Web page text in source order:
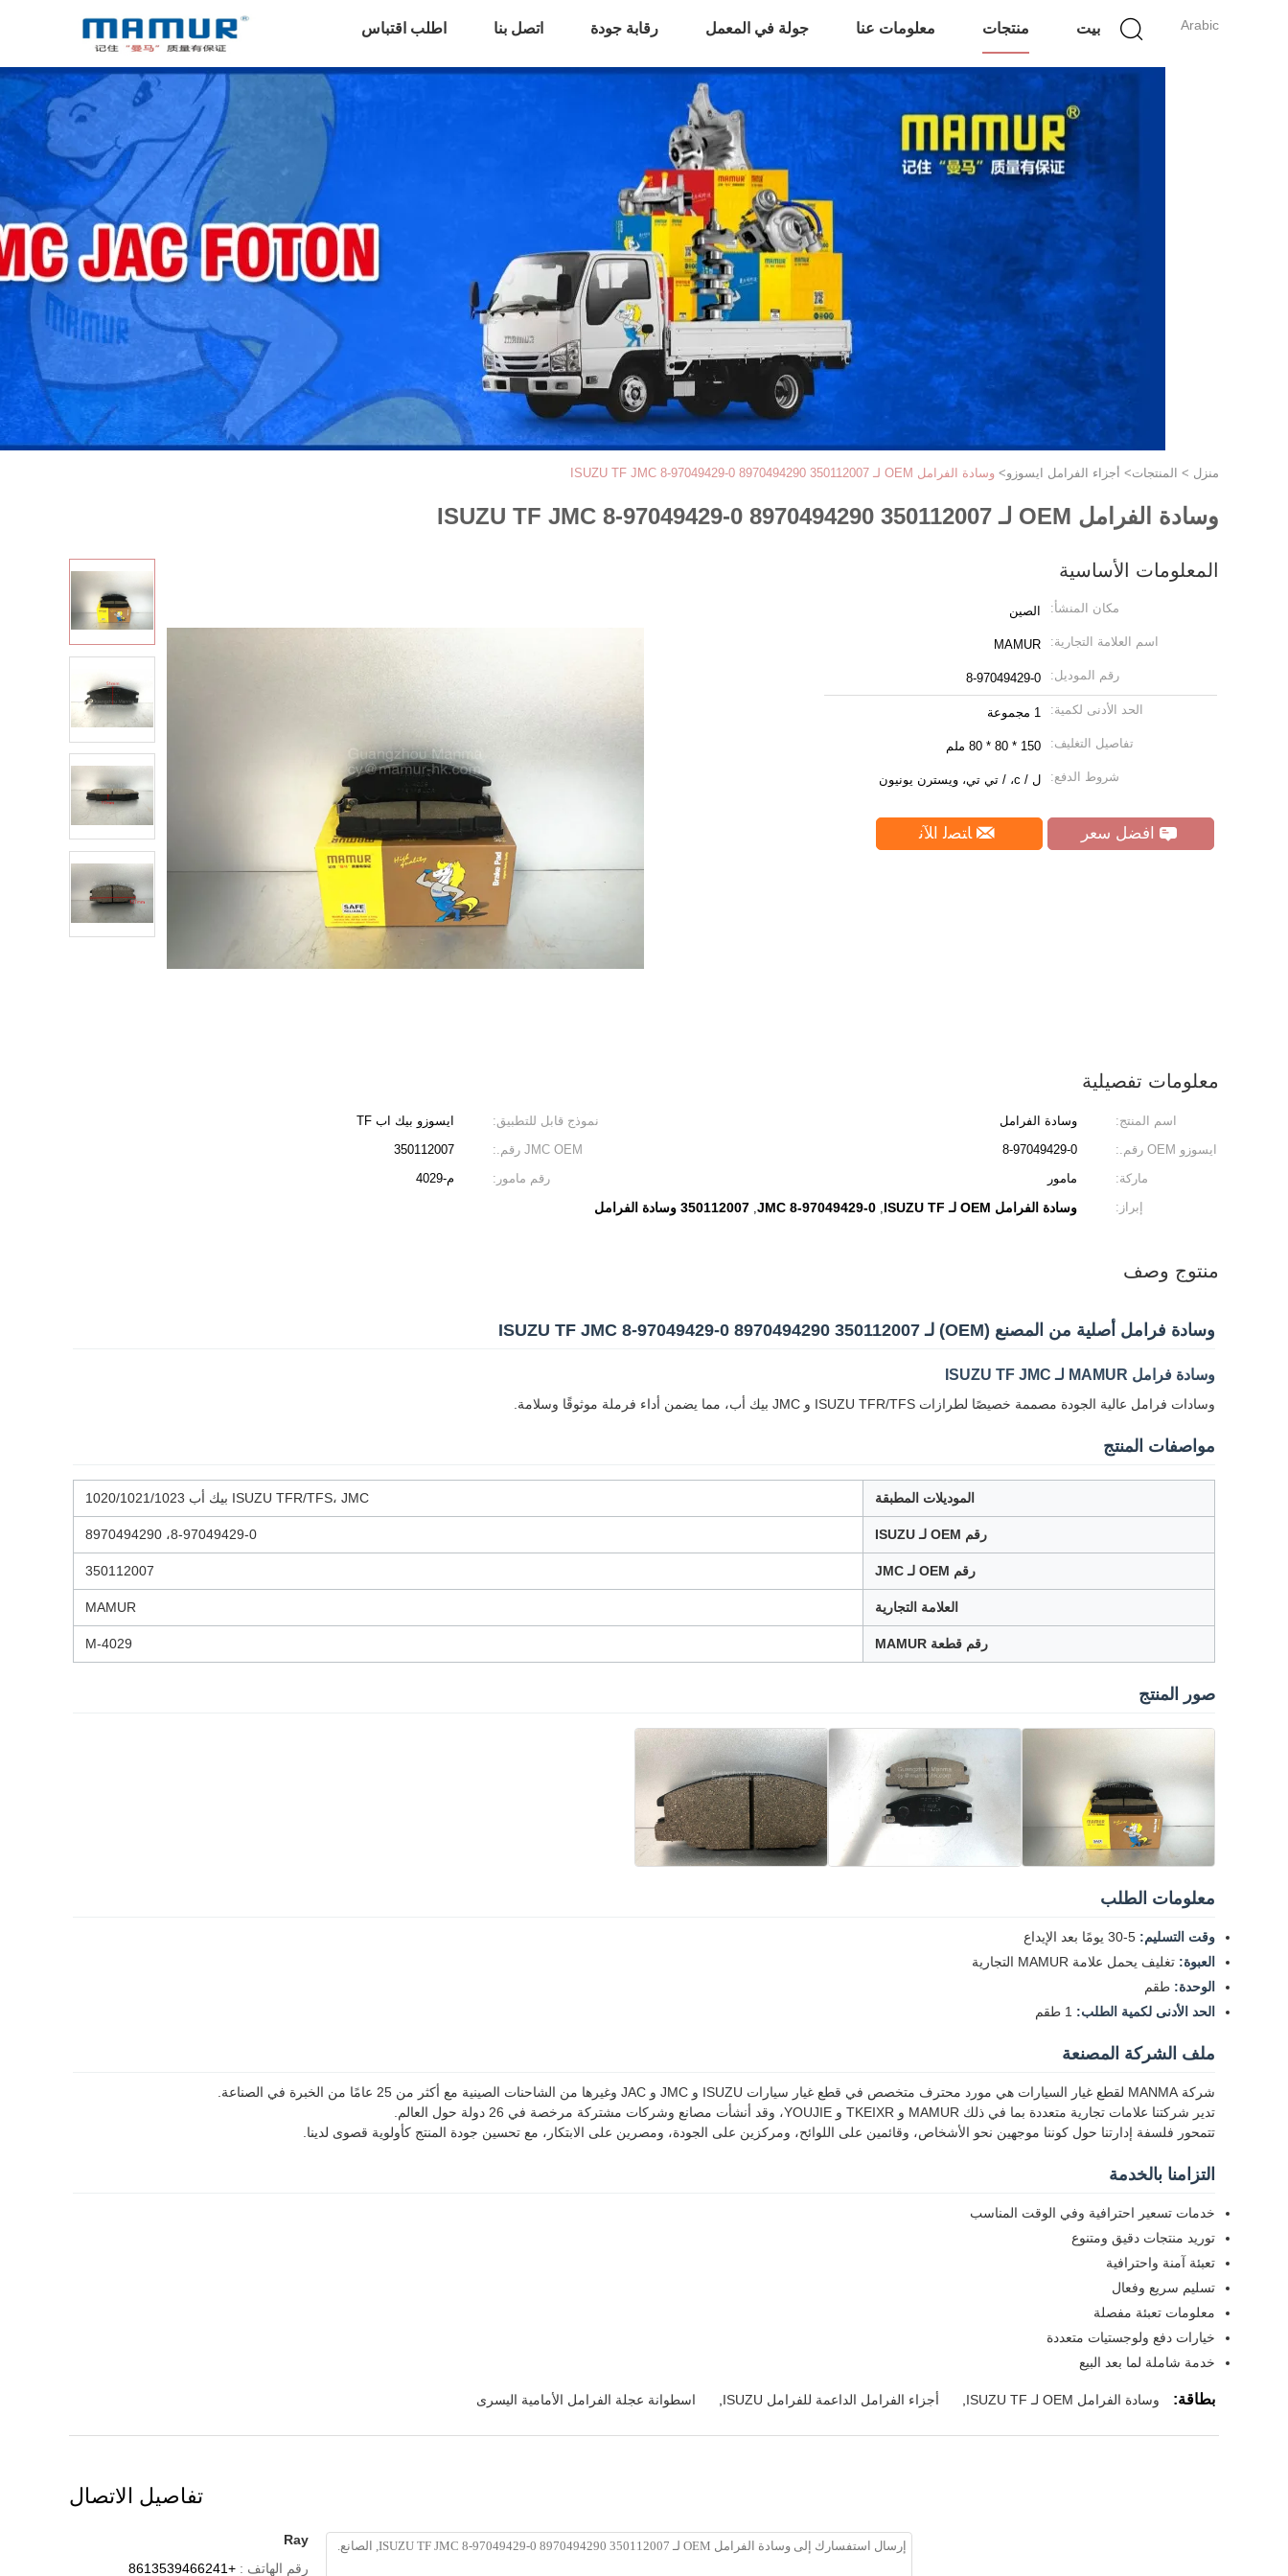
Arabic بيت منتجات معلومات عنا جولة في المعمل رقابة جودة اتصل بنا اطلب اقتباس
منزل > المنتجات> أجزاء الفرامل ايسوزو> وسادة الفرامل OEM لـ ISUZU TF JMC 8-97049429-0 8970494290 350112007
وسادة الفرامل OEM لـ ISUZU TF JMC 8-97049429-0 8970494290 350112007
المعلومات الأساسية
مكان المنشأ: الصين
اسم العلامة التجارية: MAMUR
رقم الموديل: 8-97049429-0
الحد الأدنى لكمية: 1 مجموعة
تفاصيل التغليف: 150 * 80 * 80 ملم
شروط الدفع: ل / c، / تي تي، ويسترن يونيون
افضل سعر ﺎﺘﺼﻟ ﺍﻶﻧ
معلومات تفصيلية
اسم المنتج: وسادة الفرامل نموذج قابل للتطبيق:
ايسوزو بيك اب TF
ايسوزو OEM رقم.:
8-97049429-0 JMC OEM رقم.:
350112007
ماركة:
مامور رقم مامور:
م-4029
إبراز:
وسادة الفرامل OEM لـ ISUZU TF ,
JMC 8-97049429-0
, 350112007 وسادة الفرامل
منتوج وصف
وسادة فرامل أصلية من المصنع (OEM) لـ ISUZU TF JMC 8-97049429-0 8970494290 350112007
وسادة فرامل MAMUR لـ ISUZU TF JMC
وسادات فرامل عالية الجودة مصممة خصيصًا لطرازات ISUZU TFR/TFS و JMC بيك أب، مما يضمن أداء فرملة موثوقًا وسلامة.
مواصفات المنتج
الموديلات المطبقة ISUZU TFR/TFS، JMC بيك أب 1020/1021/1023
رقم OEM لـ ISUZU 8-97049429-0، 8970494290
رقم OEM لـ JMC 350112007
العلامة التجارية MAMUR
رقم قطعة MAMUR M-4029
صور المنتج
معلومات الطلب
وقت التسليم:
العبوة: تغليف يحمل علامة MAMUR التجارية
الوحدة: طقم
الحد الأدنى لكمية الطلب:
ملف الشركة المصنعة
شركة MANMA لقطع غيار السيارات هي مورد محترف متخصص في قطع غيار سيارات ISUZU و JMC و JAC وغيرها من الشاحنات الصينية مع أكثر من 25 عامًا من الخبرة في الصناعة.
تدير شركتنا علامات تجارية متعددة بما في ذلك MAMUR و TKEIXR و YOUJIE، وقد أنشأت مصانع وشركات مشتركة مرخصة في 26 دولة حول العالم.
تتمحور فلسفة إدارتنا حول كوننا موجهين نحو الأشخاص، وقائمين على اللوائح، ومركزين على الجودة، ومصرين على الابتكار، مع تحسين جودة المنتج كأولوية قصوى لدينا.
التزامنا بالخدمة
خدمات تسعير احترافية وفي الوقت المناسب
توريد منتجات دقيق ومتنوع
تعبئة آمنة واحترافية
تسليم سريع وفعال
معلومات تعبئة مفصلة
خيارات دفع ولوجستيات متعددة
خدمة شاملة لما بعد البيع
بطاقة: وسادة الفرامل OEM لـ ISUZU TF أجزاء الفرامل الداعمة للفرامل ISUZU اسطوانة عجلة الفرامل الأمامية اليسرى
تفاصيل الاتصال
Ray
رقم الهاتف : +8613539466241